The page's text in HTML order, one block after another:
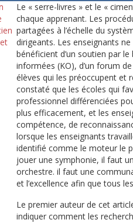
Le « serre-livres » et le «
chaque apprenant. Les
partagées à l’échelle du
dirigeants. Les enseignants
bénéficient d’un soutien par
informées (KO), d’un forum
élèves qui les préoccupent et
constaté que les écoles qui
professionnel différenciées
plus efficacement, et les
compétence, de
lorsque les enseignants
identifié comme le moteur le
jouer une symphonie, il faut
orchestre. il faut une
et l’excellence afin que tous
Le premier auteur de cet
indiquer comment les